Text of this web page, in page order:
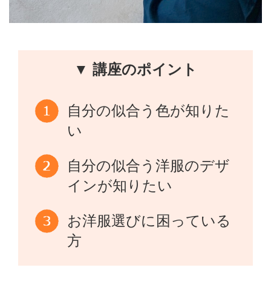
▼ 講座のポイント
自分の似合う色が知りた
い
自分の似合う洋服のデザ
インが知りたい
お洋服選びに困っている
方